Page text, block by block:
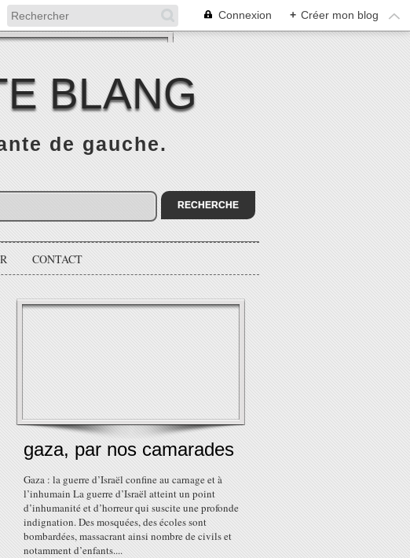
Connexion + Créer mon blog
BLANG
de gauche.
CONTACT
gaza, par nos camarades
Gaza : la guerre d’Israël confine au carnage et à
l’inhumain La guerre d’Israël atteint un point
d’inhumanité et d’horreur qui suscite une profonde
indignation. Des mosquées, des écoles sont
bombardées, massacrant ainsi nombre de civils et
notamment d’enfants....